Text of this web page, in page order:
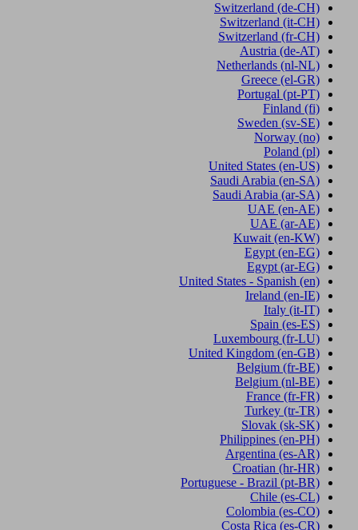
Switzerland (de-CH)
Switzerland (it-CH)
Switzerland (fr-CH)
Austria (de-AT)
Netherlands (nl-NL)
Greece (el-GR)
Portugal (pt-PT)
Finland (fi)
Sweden (sv-SE)
Norway (no)
Poland (pl)
United States (en-US)
Saudi Arabia (en-SA)
Saudi Arabia (ar-SA)
UAE (en-AE)
UAE (ar-AE)
Kuwait (en-KW)
Egypt (en-EG)
Egypt (ar-EG)
United States - Spanish (en)
Ireland (en-IE)
Italy (it-IT)
Spain (es-ES)
Luxembourg (fr-LU)
United Kingdom (en-GB)
Belgium (fr-BE)
Belgium (nl-BE)
France (fr-FR)
Turkey (tr-TR)
Slovak (sk-SK)
Philippines (en-PH)
Argentina (es-AR)
Croatian (hr-HR)
Portuguese - Brazil (pt-BR)
Chile (es-CL)
Colombia (es-CO)
Costa Rica (es-CR)